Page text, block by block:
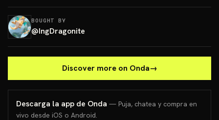
BOUGHT BY
@IngDragonite
Discover more on Onda→
Descarga la app de Onda — Puja, chatea y compra en
vivo desde iOS o Android.